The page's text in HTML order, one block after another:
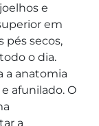
e
em
pés secos,
o dia.
a anatomia
afunilado. O
a